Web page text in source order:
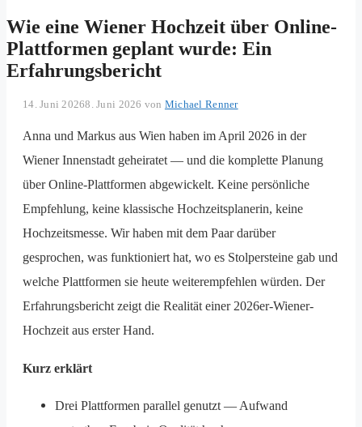
Wie eine Wiener Hochzeit über Online-
Plattformen geplant wurde: Ein
Erfahrungsbericht
14. Juni 20268. Juni 2026 von Michael Renner
Anna und Markus aus Wien haben im April 2026 in der
Wiener Innenstadt geheiratet — und die komplette Planung
über Online-Plattformen abgewickelt. Keine persönliche
Empfehlung, keine klassische Hochzeitsplanerin, keine
Hochzeitsmesse. Wir haben mit dem Paar darüber
gesprochen, was funktioniert hat, wo es Stolpersteine gab und
welche Plattformen sie heute weiterempfehlen würden. Der
Erfahrungsbericht zeigt die Realität einer 2026er-Wiener-
Hochzeit aus erster Hand.
Kurz erklärt
Drei Plattformen parallel genutzt — Aufwand